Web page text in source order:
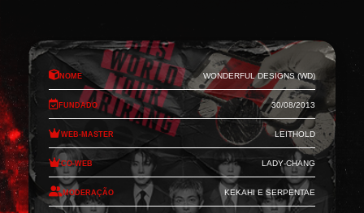
Nome Wonderful Designs (WD)
Fundado 30/08/2013
Web-Master Leithold
Co-Web Lady-Chang
Moderação Kekahi e Serpentae